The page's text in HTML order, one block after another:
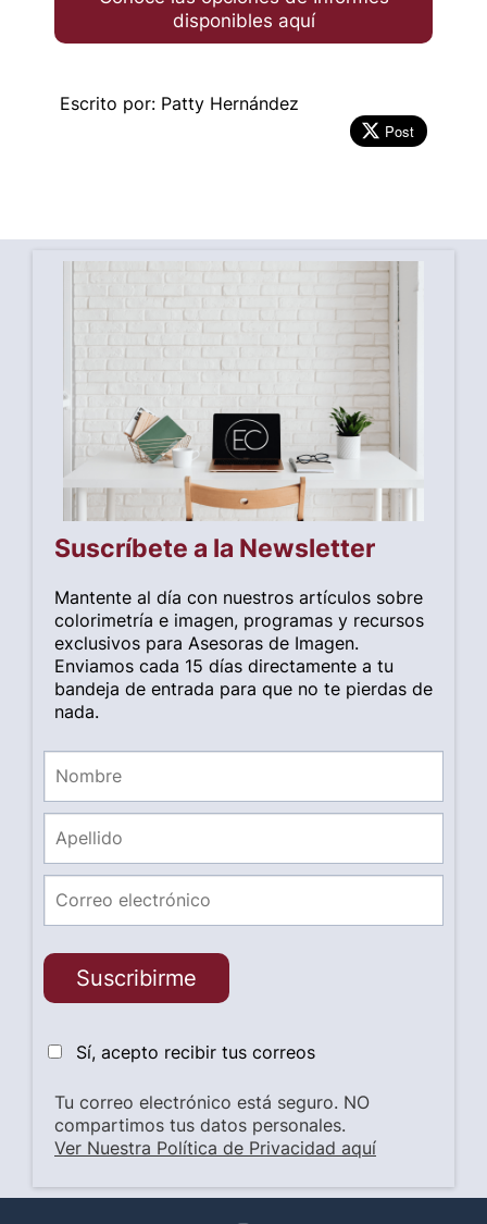
disponibles aquí
Escrito por: Patty Hernández
Post
Suscríbete a la Newsletter
Mantente al día con nuestros artículos sobre
colorimetría e imagen, programas y recursos
exclusivos para Asesoras de Imagen.
Enviamos cada 15 días directamente a tu
bandeja de entrada para que no te pierdas de
nada.
Suscribirme
Sí, acepto recibir tus correos
Tu correo electrónico está seguro. NO
compartimos tus datos personales.
Ver Nuestra Política de Privacidad aquí